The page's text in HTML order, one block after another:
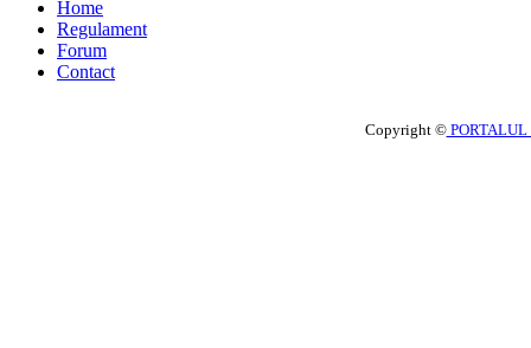
Home
Regulament
Forum
Contact
Copyright ©PORTALUL